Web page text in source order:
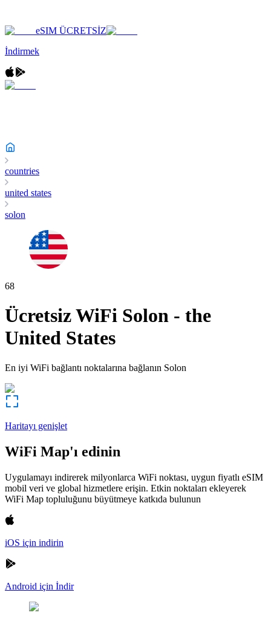
eSIM ÜCRETSİZ
İndirmek
countries
united states
solon
68
Ücretsiz WiFi Solon - the
United States
En iyi WiFi bağlantı noktalarına bağlanın Solon
Haritayı genişlet
WiFi Map'ı edinin
Uygulamayı indirerek milyonlarca WiFi noktası, uygun fiyatlı eSIM
mobil veri ve global hizmetlere erişin. Etkin noktaları ekleyerek
WiFi Map topluluğunu büyütmeye katkıda bulunun
iOS için indirin
Android için İndir